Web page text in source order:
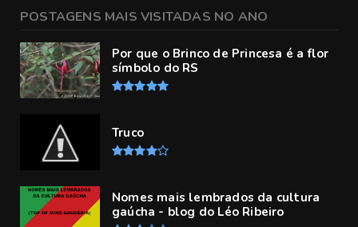
POSTAGENS MAIS VISITADAS NO ANO
Por que o Brinco de Princesa é a flor
símbolo do RS
Truco
Nomes mais lembrados da cultura
gaúcha - blog do Léo Ribeiro